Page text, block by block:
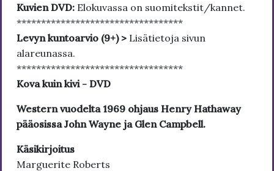
Kuvien DVD: Elokuvassa on suomitekstit/kannet.
**********************************
Levyn kuntoarvio (9+) > Lisätietoja sivun
alareunassa.
**********************************
Kova kuin kivi - DVD
Western vuodelta 1969 ohjaus Henry Hathaway
pääosissa John Wayne ja Glen Campbell.
Käsikirjoitus
Marguerite Roberts